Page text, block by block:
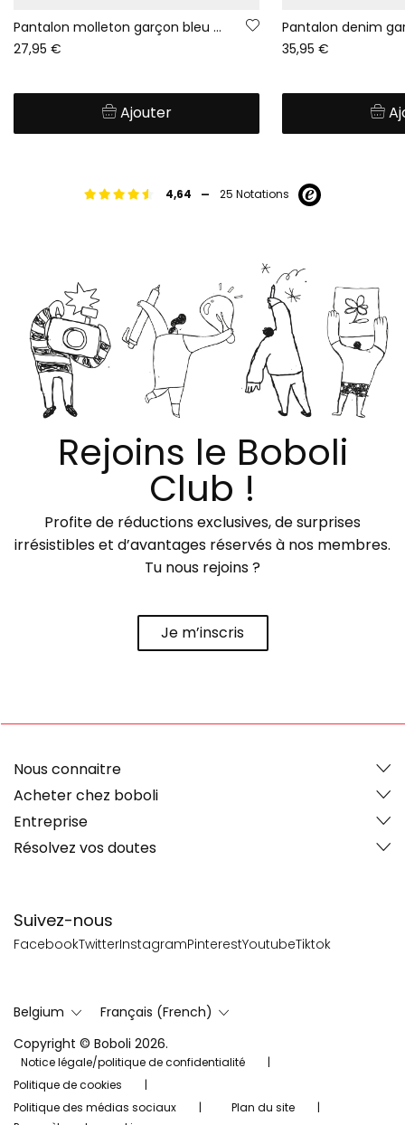
Pantalon molleton garçon bleu marine cargo
27,95 €
Ajouter
35,95 €
4,64 - 25 Notations
Rejoins le Boboli
Club !
Profite de réductions exclusives, de surprises
irrésistibles et d’avantages réservés à nos membres.
Tu nous rejoins ?
Je m’inscris
Suivez-nous
FacebookTwitterInstagramPinterestYoutubeTiktok
Nous connaitre
Acheter chez boboli
Entreprise
Résolvez vos doutes
Belgium
Français (French)
Copyright © Boboli 2026.
Notice légale/politique de confidentialité
Politique de cookies
Politique des médias sociaux
Plan du site